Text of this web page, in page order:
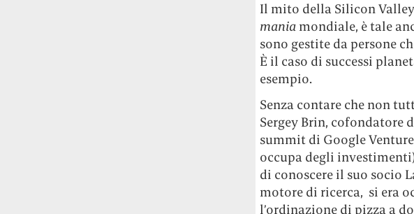
Il mito della Silicon
maniamondiale, è tale
sono gestite da persone
È il caso di successi
esempio.
Senza contare che non
Sergey Brin, cofondatore
summit di Google
occupa degli
di conoscere il suo socio
motore di ricerca, si era
l’ordinazione di pizza a